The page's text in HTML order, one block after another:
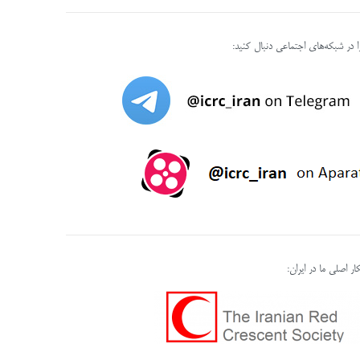
در شبکه‌های اجتماعی دنبال کنید:
اصلی ما در ایران: